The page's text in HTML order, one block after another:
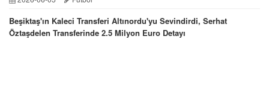
Beşiktaş'ın Kaleci Transferi Altınordu'yu Sevindirdi, Serhat
Öztaşdelen Transferinde 2.5 Milyon Euro Detayı